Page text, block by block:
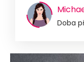
Doba